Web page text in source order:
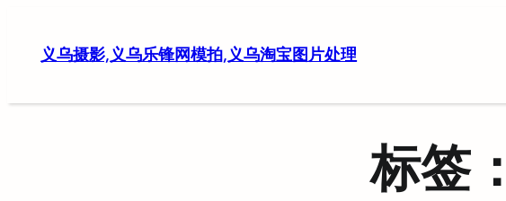
义乌摄影,义乌乐锋网模拍,义乌淘宝图片处理
标签：